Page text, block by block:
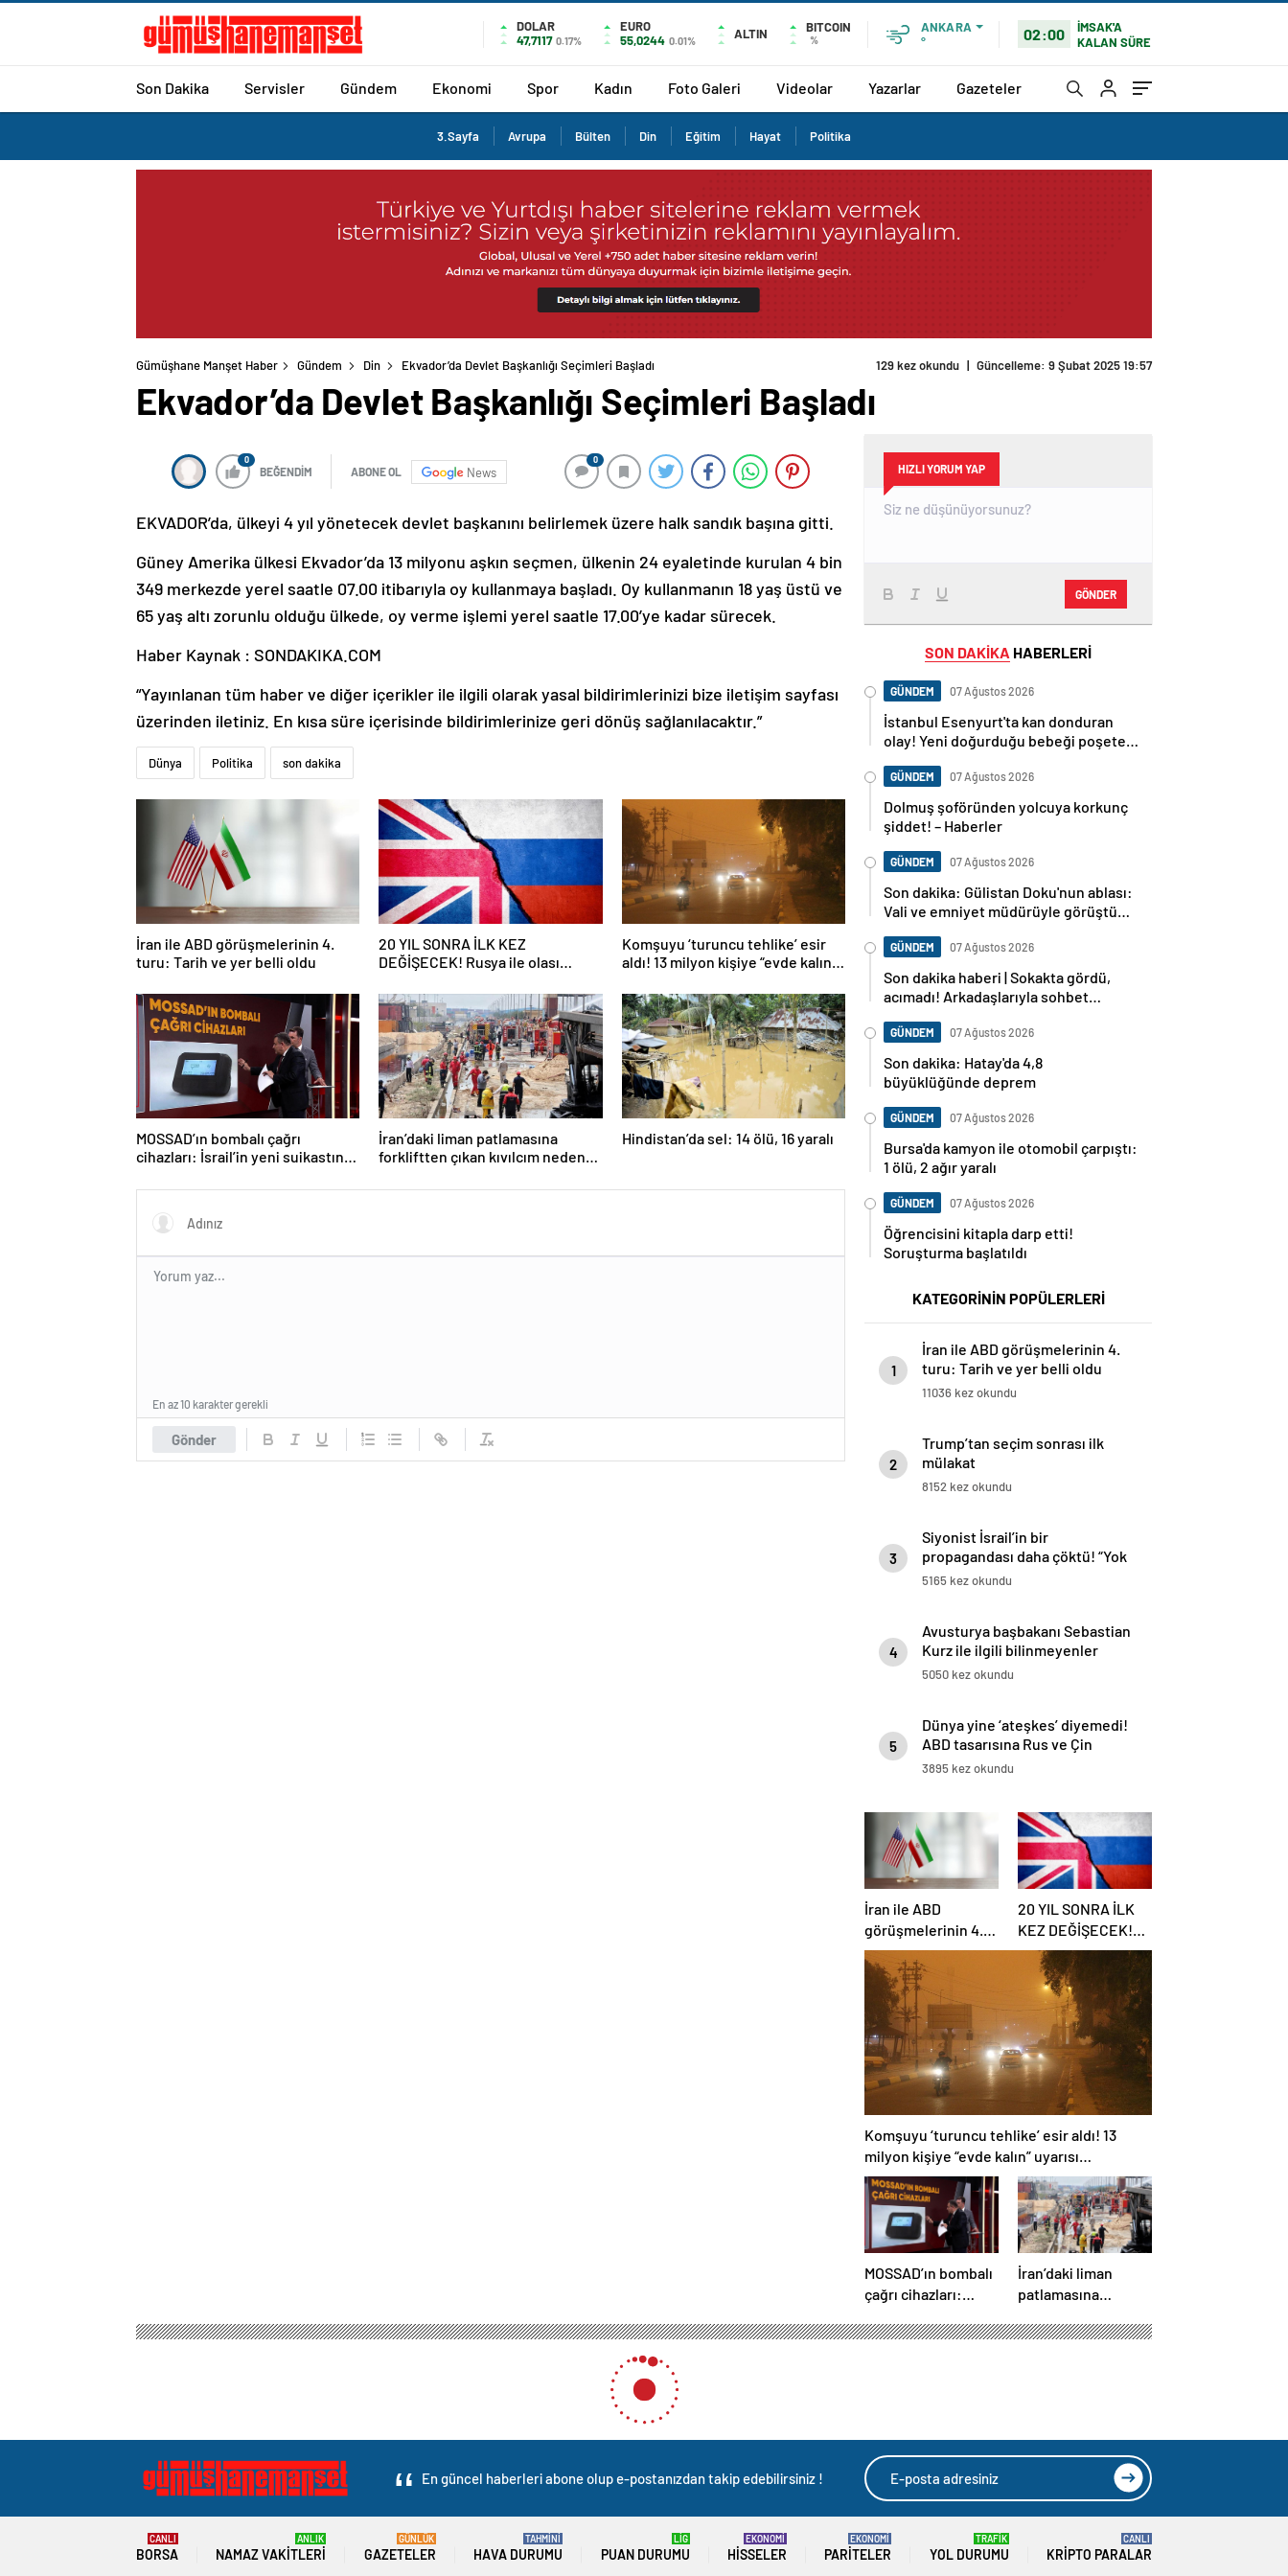
DOLAR
47,7117 0.17%
EURO
55,0244 0.01% ALTIN BITCOIN
%
ANKARA
°
02:00
İMSAK'A
KALAN SÜRE
Son Dakika Servisler Gündem Ekonomi Spor Kadın Foto Galeri Videolar Yazarlar Gazeteler
3.Sayfa Avrupa Bülten Din Eğitim Hayat Politika
Gümüşhane Manşet Haber Gündem Din Ekvador’da Devlet Başkanlığı Seçimleri Başladı 129 kez okundu | Güncelleme: 9 Şubat 2025 19:57
Ekvador’da Devlet Başkanlığı Seçimleri Başladı
0
BEĞENDİM ABONE OL News
0
EKVADOR’da, ülkeyi 4 yıl yönetecek devlet başkanını belirlemek üzere halk sandık başına gitti.
Güney Amerika ülkesi Ekvador’da 13 milyonu aşkın seçmen, ülkenin 24 eyaletinde kurulan 4 bin
349 merkezde yerel saatle 07.00 itibarıyla oy kullanmaya başladı. Oy kullanmanın 18 yaş üstü ve
65 yaş altı zorunlu olduğu ülkede, oy verme işlemi yerel saatle 17.00’ye kadar sürecek.
Haber Kaynak : SONDAKIKA.COM
“Yayınlanan tüm haber ve diğer içerikler ile ilgili olarak yasal bildirimlerinizi bize iletişim sayfası
üzerinden iletiniz. En kısa süre içerisinde bildirimlerinize geri dönüş sağlanılacaktır.”
Dünya Politika son dakika
İran ile ABD görüşmelerinin 4.
turu: Tarih ve yer belli oldu
20 YIL SONRA İLK KEZ
DEĞİŞECEK! Rusya ile olası
güncelleniyor!
Komşuyu ‘turuncu tehlike’ esir
aldı! 13 milyon kişiye “evde kalın”
MOSSAD’ın bombalı çağrı
cihazları: İsrail’in yeni suikastını
İran’daki liman patlamasına
forkliftten çıkan kıvılcım neden
Hindistan’da sel: 14 ölü, 16 yaralı
Gönder
En az 10 karakter gerekli
HIZLI YORUM YAP
GÖNDER
SON DAKİKA HABERLERİ
GÜNDEM 07 Ağustos 2026
İstanbul Esenyurt'ta kan donduran
olay! Yeni doğurduğu bebeği poşete
haberleri
GÜNDEM 07 Ağustos 2026
Dolmuş şoföründen yolcuya korkunç
şiddet! – Haberler
GÜNDEM 07 Ağustos 2026
Son dakika: Gülistan Doku'nun ablası:
Vali ve emniyet müdürüyle görüştüm,
GÜNDEM 07 Ağustos 2026
Son dakika haberi | Sokakta gördü,
acımadı! Arkadaşlarıyla sohbet
GÜNDEM 07 Ağustos 2026
Son dakika: Hatay'da 4,8
büyüklüğünde deprem
GÜNDEM 07 Ağustos 2026
Bursa'da kamyon ile otomobil çarpıştı:
1 ölü, 2 ağır yaralı
GÜNDEM 07 Ağustos 2026
Öğrencisini kitapla darp etti!
Soruşturma başlatıldı
KATEGORİNİN POPÜLERLERİ
1
İran ile ABD görüşmelerinin 4.
turu: Tarih ve yer belli oldu
11036 kez okundu
2
Trump’tan seçim sonrası ilk
mülakat
8152 kez okundu
3
Siyonist İsrail’in bir
propagandası daha çöktü! “Yok
ettik” demişlerdi
5165 kez okundu
4
Avusturya başbakanı Sebastian
Kurz ile ilgili bilinmeyenler
5050 kez okundu
5
Dünya yine ‘ateşkes’ diyemedi!
ABD tasarısına Rus ve Çin
vetosu
3895 kez okundu
İran ile ABD
görüşmelerinin 4.
turu: Tarih ve yer
belli oldu
20 YIL SONRA İLK
KEZ DEĞİŞECEK!
Rusya ile olası
savaş…
İngiltere’nin gizli
planı güncelleniyor!
Komşuyu ‘turuncu tehlike’ esir aldı! 13
milyon kişiye “evde kalın” uyarısı…
MOSSAD’ın bombalı
çağrı cihazları:
suikastını MİT
İran’daki liman
patlamasına
kıvılcım neden
En güncel haberleri abone olup e-postanızdan takip edebilirsiniz !
BORSA
CANLI
NAMAZ VAKITLERI
ANLIK
GAZETELER
GÜNLÜK
HAVA DURUMU
TAHMİNİ
PUAN DURUMU
LİG
HISSELER
EKONOMİ
PARITELER
EKONOMİ
YOL DURUMU
TRAFİK
KRIPTO PARALAR
CANLI